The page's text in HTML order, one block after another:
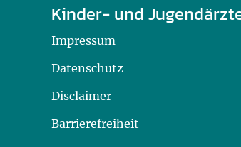
Kinder- und
Impressum
Datenschutz
Disclaimer
Barrierefreiheit